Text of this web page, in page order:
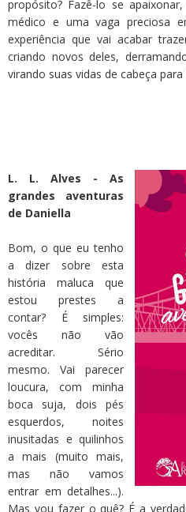
propósito? Fazê-lo se
médico e uma vaga preciosa
experiência que vai acabar
criando novos deles,
virando suas vidas de cabeça para
L. L. Alves - As
grandes aventuras
de Daniella
Bom, o que eu tenho
a dizer sobre esta
história maluca que
estou prestes a
contar? É simples:
vocês não vão
acreditar. Sério
mesmo. Vai parecer
loucura, com minha
boca suja, dois pés
esquerdos, noites
inusitadas e quilinhos
a mais (muito mais,
mas não vamos
entrar em detalhes...).
Mas vou fazer o quê? É a